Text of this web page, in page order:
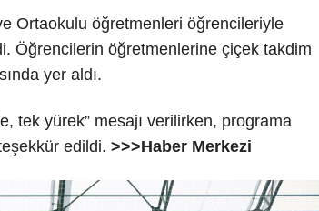
Ortaokulu öğretmenleri öğrencileriyle
Öğrencilerin öğretmenlerine çiçek takdim
yer aldı.
tek yürek” mesajı verilirken, programa
edildi. >>>Haber Merkezi